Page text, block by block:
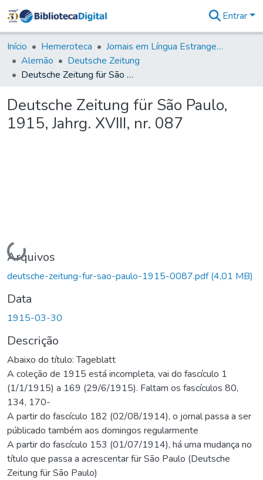
&
Coleções
Tudo na
Biblioteca
Estatísticas
Entrar
Início Hemeroteca
Jornais em Língua Estrangeira
Alemão
Deutsche Zeitung
Deutsche Zeitung für São Paulo, 1915, Jahrg. XVIII, nr. 087
Deutsche Zeitung für São Paulo,
1915, Jahrg. XVIII, nr. 087
Carregando...
Arquivos
deutsche-zeitung-fur-sao-paulo-1915-0087.pdf(4,01 MB)
Data
1915-03-30
Descrição
Abaixo do título: Tageblatt
A coleção de 1915 está incompleta, vai do fascículo 1
(1/1/1915) a 169 (29/6/1915). Faltam os fascículos 80,
134, 170-
A partir do fascículo 182 (02/08/1914), o jornal passa a ser
públicado também aos domingos regularmente
A partir do fascículo 153 (01/07/1914), há uma mudança no
título que passa a acrescentar für São Paulo (Deutsche
Zeitung für São Paulo)